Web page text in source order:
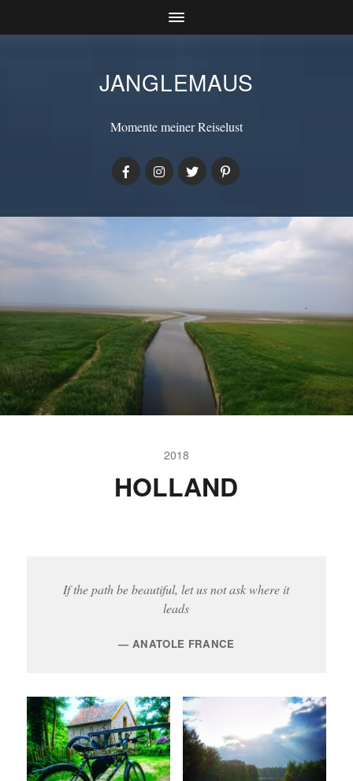
JANGLEMAUS
Momente meiner Reiselust
2018
HOLLAND
If the path be beautiful, let us not ask where it
leads
ANATOLE FRANCE